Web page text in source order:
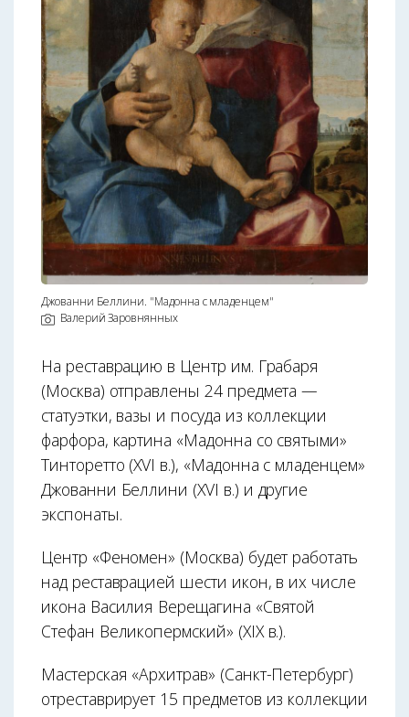
Джованни Беллини. "Мадонна с младенцем"
Валерий Заровнянных
На реставрацию в Центр им. Грабаря
(Москва) отправлены 24 предмета —
статуэтки, вазы и посуда из коллекции
фарфора, картина «Мадонна со святыми»
Тинторетто (XVI в.), «Мадонна с младенцем»
Джованни Беллини (XVI в.) и другие
экспонаты.
Центр «Феномен» (Москва) будет работать
над реставрацией шести икон, в их числе
икона Василия Верещагина «Святой
Стефан Великопермский» (XIX в.).
Мастерская «Архитрав» (Санкт-Петербург)
отреставрирует 15 предметов из коллекции